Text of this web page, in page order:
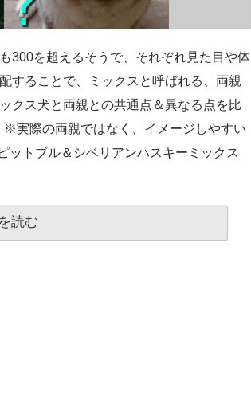
300を超えるそうで、それぞれ見た目や体
することで、ミックスと呼ばれる、両親
クス犬と両親との共通点＆異なる点を比
実際の両親ではなく、イメージしやすい
ットブル＆シベリアンハスキーミックス
読む